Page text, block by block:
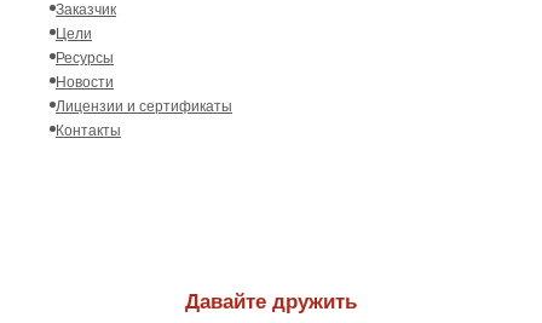
Заказчик
Цели
Ресурсы
Новости
Лицензии и сертификаты
Контакты
Давайте дружить